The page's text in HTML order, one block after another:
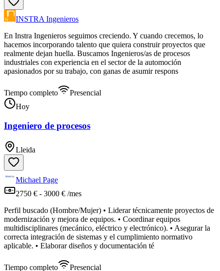
INSTRA Ingenieros
En Instra Ingenieros seguimos creciendo. Y cuando crecemos, lo
hacemos incorporando talento que quiera construir proyectos que
realmente dejan huella. Buscamos Ingenieros/as de procesos
industriales con experiencia en el sector de la automoción
apasionados por su trabajo, con ganas de asumir respons
Tiempo completo
Presencial
Hoy
Ingeniero de procesos
Lleida
Michael Page
2750 € - 3000 € /mes
Perfil buscado (Hombre/Mujer) • Liderar técnicamente proyectos de
modernización y mejora de equipos. • Coordinar equipos
multidisciplinares (mecánico, eléctrico y electrónico). • Asegurar la
correcta integración de sistemas y el cumplimiento normativo
aplicable. • Elaborar diseños y documentación té
Tiempo completo Presencial